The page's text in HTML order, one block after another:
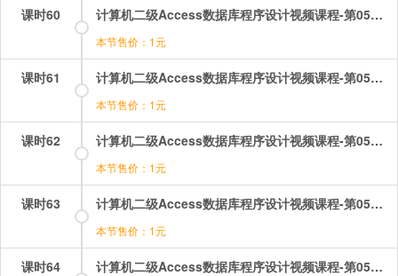
课时60 计算机二级Access数据库程序设计视频课程-第05章-5.3报表排序和分组.mp4
本节售价：1元
课时61 计算机二级Access数据库程序设计视频课程-第05章-5.4使用计算控件.mp4
本节售价：1元
课时62 计算机二级Access数据库程序设计视频课程-第05章-操作：使用计算控件.mp4
本节售价：1元
课时63 计算机二级Access数据库程序设计视频课程-第05章-操作：创建报表.mp4
本节售价：1元
课时64 计算机二级Access数据库程序设计视频课程-第05章-操作：报表排序与分组.mp4